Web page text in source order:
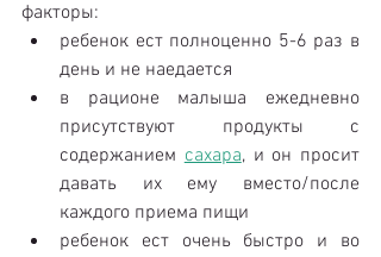
факторы:
ребенок ест полноценно 5-6 раз в
день и не наедается
в рационе малыша ежедневно
присутствуют продукты с
содержанием сахара, и он просит
давать их ему вместо/после
каждого приема пищи
ребенок ест очень быстро и во